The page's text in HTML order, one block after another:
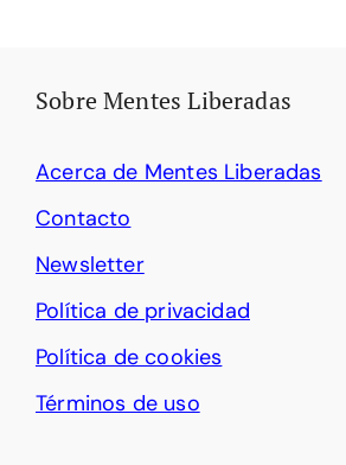
Sobre Mentes Liberadas
Acerca de Mentes Liberadas
Contacto
Newsletter
Política de privacidad
Política de cookies
Términos de uso